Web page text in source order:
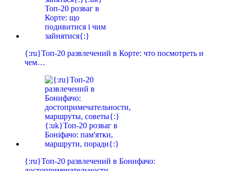
{:ru}Топ-20 развлечений в Корте: что посмотреть и
чем…
{:ru}Топ-20 развлечений в Бонифачо: